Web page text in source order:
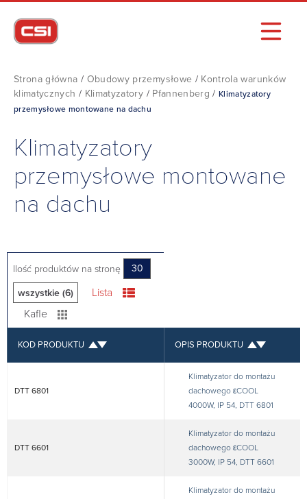
Strona główna / Obudowy przemysłowe / Kontrola warunków
klimatycznych / Klimatyzatory / Pfannenberg /Klimatyzatory
przemysłowe montowane na dachu
Klimatyzatory
przemysłowe montowane
na dachu
Ilość produktów na stronę 30
wszystkie (6)
Lista
Kafle
KOD PRODUKTU OPIS PRODUKTU
DTT 6801
Klimatyzator do montażu
dachowego εCOOL
4000W, IP 54, DTT 6801
DTT 6601
Klimatyzator do montażu
dachowego εCOOL
3000W, IP 54, DTT 6601
Klimatyzator do montażu